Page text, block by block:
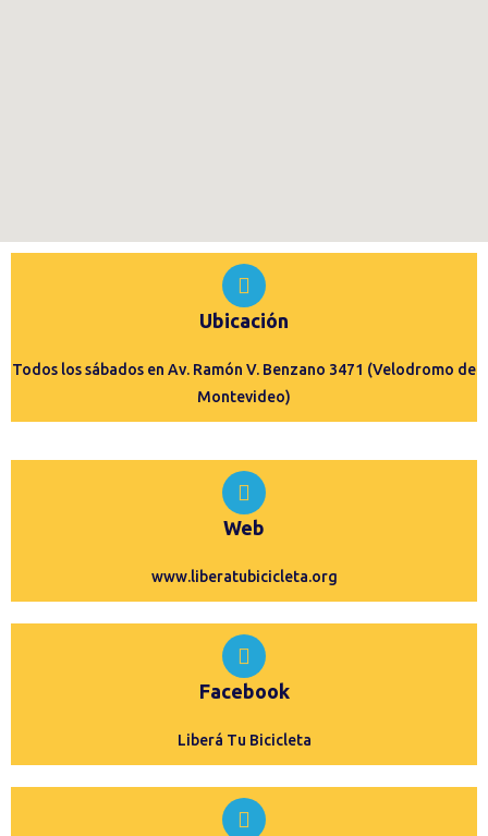
Ubicación
Todos los sábados en Av. Ramón V. Benzano 3471 (Velodromo de
Montevideo)
Web
www.liberatubicicleta.org
Facebook
Liberá Tu Bicicleta